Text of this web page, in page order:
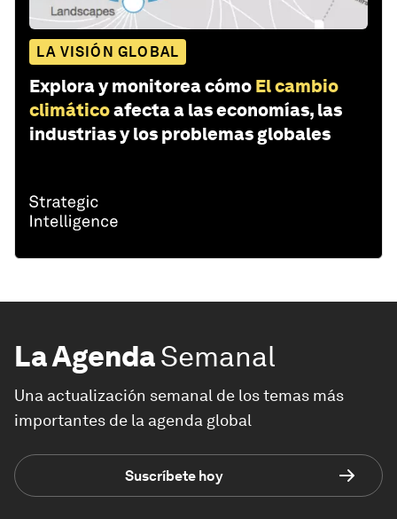
LA VISIÓN GLOBAL
Explora y monitorea cómo El cambio
climáticoafecta a las economías, las
industrias y los problemas globales
La AgendaSemanal
Una actualización semanal de los temas más
importantes de la agenda global
Suscríbete hoy